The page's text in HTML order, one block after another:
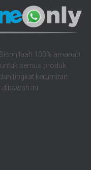
100% amanah
semua produk.
tingkat kerumitan.
ini.